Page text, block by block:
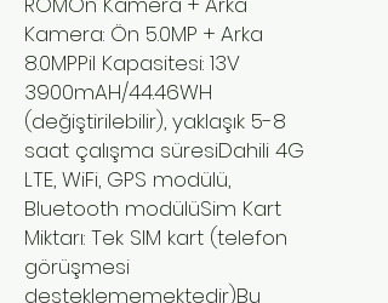
Kamera: Ön 5.0MP + Arka
8.0MPPil Kapasitesi: 13V
3900mAH/44.46WH
(değiştirilebilir), yaklaşık 5-8
saat çalışma süresiDahili 4G
LTE, WiFi, GPS modülü,
Bluetooth modülüSim Kart
Miktarı: Tek SIM kart (telefon
görüşmesi
desteklememektedir)​​Bu